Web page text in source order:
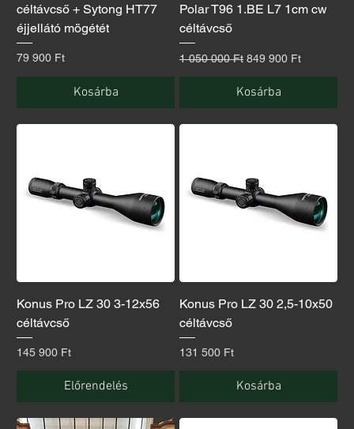
céltávcső + Sytong HT77
éjjellátó mögétét
Ár
79 900 Ft
Kosárba
Polar T96 1.BE L7 1cm cw
céltávcső
Szokásos ár
1 050 000 Ft Akciós ár
849 900 Ft
Kosárba
Konus Pro LZ 30 3-12x56
céltávcső
Ár
145 900 Ft
Előrendelés
Konus Pro LZ 30 2,5-10x50
céltávcső
Ár
131 500 Ft
Kosárba